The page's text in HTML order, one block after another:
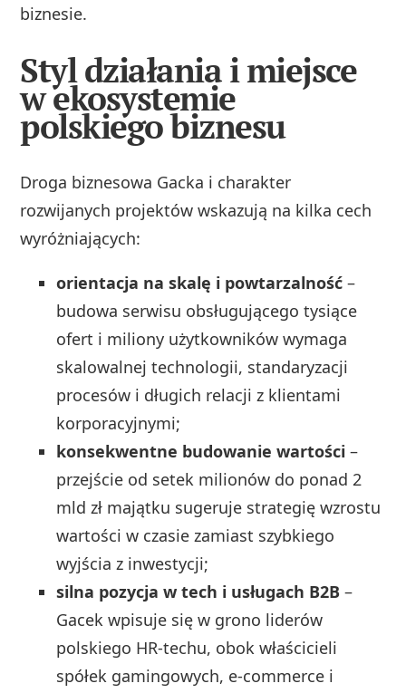
biznesie.
Styl działania i miejsce
w ekosystemie
polskiego biznesu
Droga biznesowa Gacka i charakter
rozwijanych projektów wskazują na kilka cech
wyróżniających:
orientacja na skalę i powtarzalność –
budowa serwisu obsługującego tysiące
ofert i miliony użytkowników wymaga
skalowalnej technologii, standaryzacji
procesów i długich relacji z klientami
korporacyjnymi;
konsekwentne budowanie wartości –
przejście od setek milionów do ponad 2
mld zł majątku sugeruje strategię wzrostu
wartości w czasie zamiast szybkiego
wyjścia z inwestycji;
silna pozycja w tech i usługach B2B –
Gacek wpisuje się w grono liderów
polskiego HR-techu, obok właścicieli
spółek gamingowych, e-commerce i